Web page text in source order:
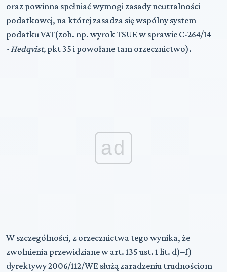
oraz powinna spełniać wymogi zasady neutralności
podatkowej, na której zasadza się wspólny system
podatku VAT(zob. np. wyrok TSUE w sprawie C-264/14
- Hedqvist, pkt 35 i powołane tam orzecznictwo).
ad
W szczególności, z orzecznictwa tego wynika, że
zwolnienia przewidziane w art. 135 ust. 1 lit. d)–f)
dyrektywy 2006/112/WE służą zaradzeniu trudnościom